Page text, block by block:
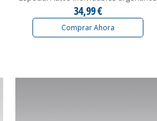
34,99 €
Comprar Ahora